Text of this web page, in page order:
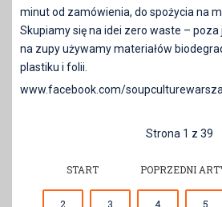
minut od zamówienia, do spożycia na
Skupiamy się na idei zero waste –
na zupy używamy materiałów
plastiku i folii.
www.facebook.com/
Strona 1 z 39
START POPRZEDNI
2 3 4 5